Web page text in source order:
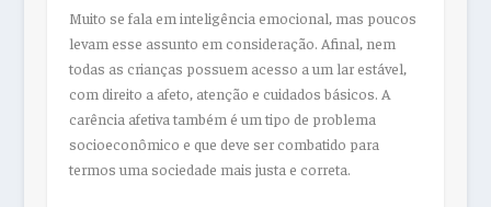
Muito se fala em inteligência emocional, mas poucos
levam esse assunto em consideração. Afinal, nem
todas as crianças possuem acesso a um lar estável,
com direito a afeto, atenção e cuidados básicos. A
carência afetiva também é um tipo de problema
socioeconômico e que deve ser combatido para
termos uma sociedade mais justa e correta.